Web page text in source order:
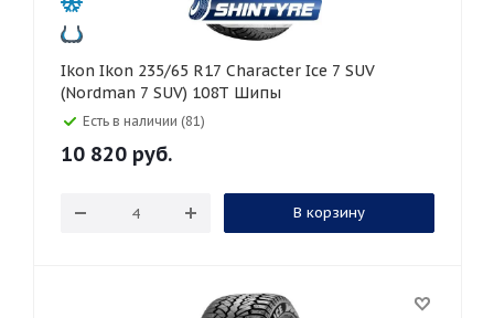
Ikon Ikon 235/65 R17 Character Ice 7 SUV
(Nordman 7 SUV) 108T Шипы
Есть в наличии (81)
10 820 руб.
В корзину